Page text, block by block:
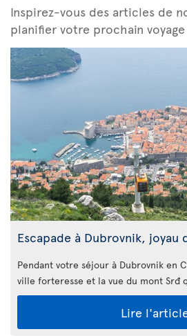
Inspirez-vous des articles de
planifier votre prochain
Escapade à Dubrovnik, joyau
Pendant votre séjour à Dubrovnik en
ville forteresse et la vue du mont Srđ
Lire